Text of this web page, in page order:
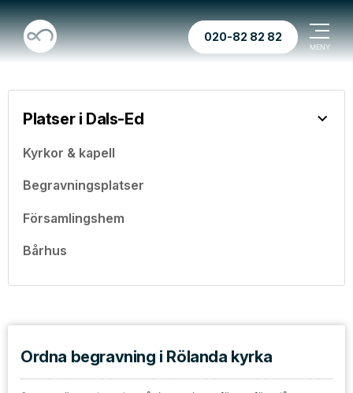
020-82 82 82
Platser i Dals-Ed
Kyrkor & kapell
Begravningsplatser
Församlingshem
Bårhus
Ordna begravning i Rölanda kyrka